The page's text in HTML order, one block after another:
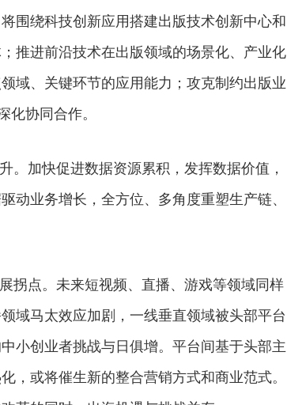
围绕科技创新应用搭建出版技术创新中心和
推进前沿技术在出版领域的场景化、产业化
域、关键环节的应用能力；攻克制约出版业
化协同合作。
加快促进数据资源累积，发挥数据价值，
动业务增长，全方位、多角度重塑生产链、
点。未来短视频、直播、游戏等领域同样
域马太效应加剧，一线垂直领域被头部平台
小创业者挑战与日俱增。平台间基于头部主
，或将催生新的整合营销方式和商业范式。